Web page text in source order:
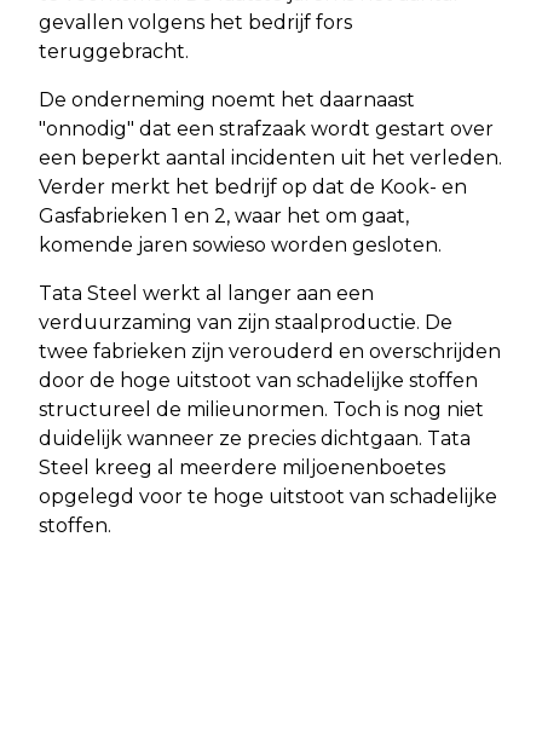
gevallen volgens het bedrijf fors
teruggebracht.
De onderneming noemt het daarnaast
"onnodig" dat een strafzaak wordt gestart over
een beperkt aantal incidenten uit het verleden.
Verder merkt het bedrijf op dat de Kook- en
Gasfabrieken 1 en 2, waar het om gaat,
komende jaren sowieso worden gesloten.
Tata Steel werkt al langer aan een
verduurzaming van zijn staalproductie. De
twee fabrieken zijn verouderd en overschrijden
door de hoge uitstoot van schadelijke stoffen
structureel de milieunormen. Toch is nog niet
duidelijk wanneer ze precies dichtgaan. Tata
Steel kreeg al meerdere miljoenenboetes
opgelegd voor te hoge uitstoot van schadelijke
stoffen.